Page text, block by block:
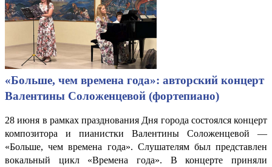
«Больше, чем времена года»: авторский концерт
Валентины Соложенцевой (фортепиано)
28 июня в рамках празднования Дня города состоялся концерт
композитора и пианистки Валентины Соложенцевой —
«Больше, чем времена года». Слушателям был представлен
вокальный цикл «Времена года». В концерте приняли